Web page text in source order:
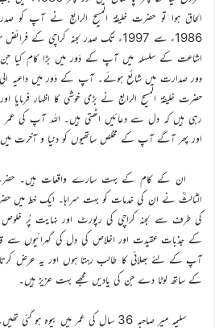
الحاق ہوا تو حضرت خلیفۃ المسیح الرابع نے آپ کو صدر
1986ء سے 1997ء تک صدر لجنہ کراچی
اشاعت کے سلسلہ میں آپ کے دَور میں بڑا کام کیا
دور صدارت میں شائع ہوئے۔ آپ کے دَور میں داعیہ الی
حضرت خلیفۃ المسیح الرابع نے بڑی خوشی کا اظہار فرمایا
رہی ہیں کہ دل سے دعائیں اٹھتی ہیں۔ اللہ آپ کی
اور پھر آگے آپ کے مخلص ساتھیوں کو دنیا و آخرت میں
ان کے کام کے بہت سارے واقعات ہیں۔ حضرت
الثالثؒ نے ان کی خدمات کو بہت سراہا۔ ایک خط میں
کی طرف سے لجنہ کراچی کی رپورٹ اور نہایت پُر
کے جذبات عقیدت اور اخلاص کی دل کی گہرائیوں سے
آپ کے لئے بھلائی کا طالب رہتا ہوں اور یہ عرض
کے ساتھ لوٹا دے جن کی یادیں مجھے بہت عزیز ہیں۔
سلیمہ میر صاحبہ 36 سال کی عمر میں بیوہ